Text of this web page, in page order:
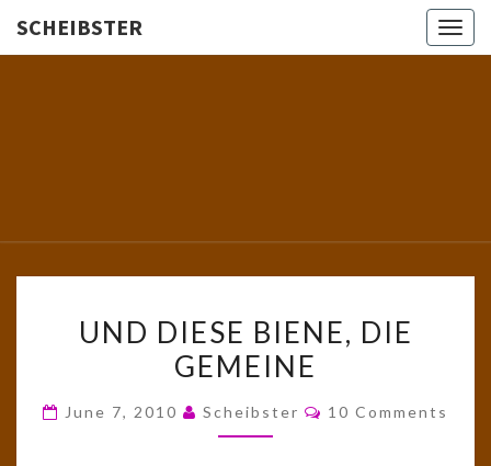
SCHEIBSTER
School!
DIESE
BIENE,
GEMEINE
UND DIESE BIENE, DIE
GEMEINE
June 7, 2010 Scheibster Comments
10 Comments